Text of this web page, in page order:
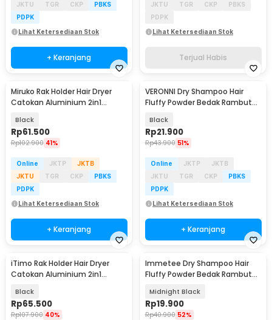
JKTU
TGR CKP
PBKS
PDPK
Lihat Ketersediaan Stok
+ Keranjang
JKTU
TGR CKP
PBKS
PDPK
Lihat Ketersediaan Stok
Terjual Habis
Miruko Rak Holder Hair Dryer
Catokan Aluminium 2in1
Black
Rp61.500
Rp102.900 41%
Online JKTP
JKTB
JKTU
TGR CKP
PBKS
PDPK
Lihat Ketersediaan Stok
+ Keranjang
VERONNI Dry Shampoo Hair
Fluffy Powder Bedak Rambut
Black
Rp21.900
Rp43.900 51%
Online JKTP
JKTB
JKTU
TGR CKP
PBKS
PDPK
Lihat Ketersediaan Stok
+ Keranjang
iTimo Rak Holder Hair Dryer
Catokan Aluminium 2in1
Black
Rp65.500
Rp107.900 40%
Immetee Dry Shampoo Hair
Fluffy Powder Bedak Rambut
Midnight Black
Rp19.900
Rp40.900 52%